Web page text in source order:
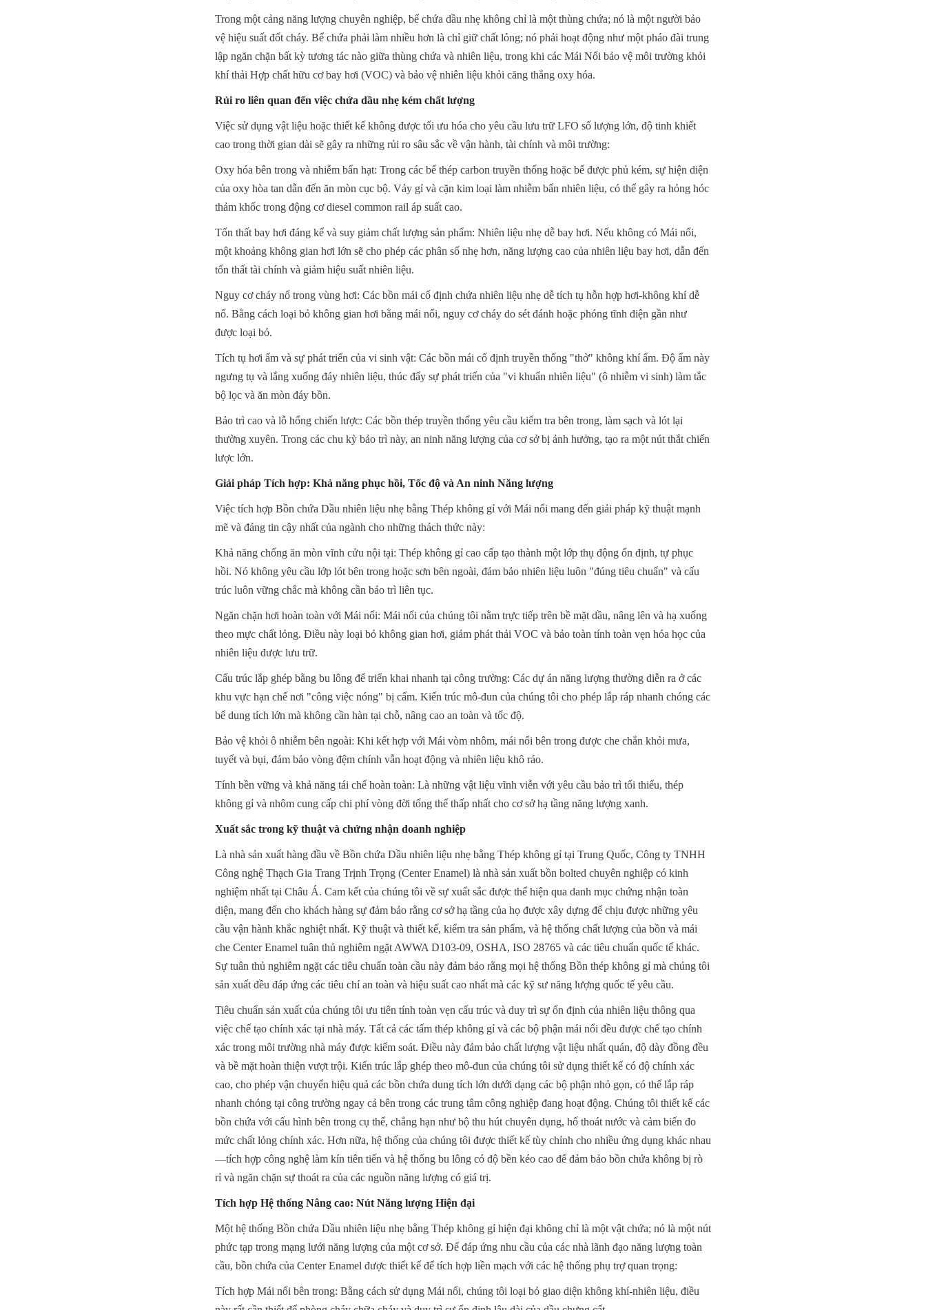
Trong một cảng năng lượng chuyên nghiệp, bể chứa dầu nhẹ không chỉ là một thùng chứa; nó là một người bảo
vệ hiệu suất đốt cháy. Bể chứa phải làm nhiều hơn là chỉ giữ chất lỏng; nó phải hoạt động như một pháo đài trung
lập ngăn chặn bất kỳ tương tác nào giữa thùng chứa và nhiên liệu, trong khi các Mái Nổi bảo vệ môi trường khỏi
khí thải Hợp chất hữu cơ bay hơi (VOC) và bảo vệ nhiên liệu khỏi căng thẳng oxy hóa.
Rủi ro liên quan đến việc chứa dầu nhẹ kém chất lượng
Việc sử dụng vật liệu hoặc thiết kế không được tối ưu hóa cho yêu cầu lưu trữ LFO số lượng lớn, độ tinh khiết
cao trong thời gian dài sẽ gây ra những rủi ro sâu sắc về vận hành, tài chính và môi trường:
Oxy hóa bên trong và nhiễm bẩn hạt: Trong các bể thép carbon truyền thống hoặc bể được phủ kém, sự hiện diện
của oxy hòa tan dẫn đến ăn mòn cục bộ. Vảy gỉ và cặn kim loại làm nhiễm bẩn nhiên liệu, có thể gây ra hỏng hóc
thảm khốc trong động cơ diesel common rail áp suất cao.
Tổn thất bay hơi đáng kể và suy giảm chất lượng sản phẩm: Nhiên liệu nhẹ dễ bay hơi. Nếu không có Mái nổi,
một khoảng không gian hơi lớn sẽ cho phép các phân số nhẹ hơn, năng lượng cao của nhiên liệu bay hơi, dẫn đến
tổn thất tài chính và giảm hiệu suất nhiên liệu.
Nguy cơ cháy nổ trong vùng hơi: Các bồn mái cố định chứa nhiên liệu nhẹ dễ tích tụ hỗn hợp hơi-không khí dễ
nổ. Bằng cách loại bỏ không gian hơi bằng mái nổi, nguy cơ cháy do sét đánh hoặc phóng tĩnh điện gần như
được loại bỏ.
Tích tụ hơi ẩm và sự phát triển của vi sinh vật: Các bồn mái cố định truyền thống "thở" không khí ẩm. Độ ẩm này
ngưng tụ và lắng xuống đáy nhiên liệu, thúc đẩy sự phát triển của "vi khuẩn nhiên liệu" (ô nhiễm vi sinh) làm tắc
bộ lọc và ăn mòn đáy bồn.
Bảo trì cao và lỗ hổng chiến lược: Các bồn thép truyền thống yêu cầu kiểm tra bên trong, làm sạch và lót lại
thường xuyên. Trong các chu kỳ bảo trì này, an ninh năng lượng của cơ sở bị ảnh hưởng, tạo ra một nút thắt chiến
lược lớn.
Giải pháp Tích hợp: Khả năng phục hồi, Tốc độ và An ninh Năng lượng
Việc tích hợp Bồn chứa Dầu nhiên liệu nhẹ bằng Thép không gỉ với Mái nổi mang đến giải pháp kỹ thuật mạnh
mẽ và đáng tin cậy nhất của ngành cho những thách thức này:
Khả năng chống ăn mòn vĩnh cửu nội tại: Thép không gỉ cao cấp tạo thành một lớp thụ động ổn định, tự phục
hồi. Nó không yêu cầu lớp lót bên trong hoặc sơn bên ngoài, đảm bảo nhiên liệu luôn "đúng tiêu chuẩn" và cấu
trúc luôn vững chắc mà không cần bảo trì liên tục.
Ngăn chặn hơi hoàn toàn với Mái nổi: Mái nổi của chúng tôi nằm trực tiếp trên bề mặt dầu, nâng lên và hạ xuống
theo mực chất lỏng. Điều này loại bỏ không gian hơi, giảm phát thải VOC và bảo toàn tính toàn vẹn hóa học của
nhiên liệu được lưu trữ.
Cấu trúc lắp ghép bằng bu lông để triển khai nhanh tại công trường: Các dự án năng lượng thường diễn ra ở các
khu vực hạn chế nơi "công việc nóng" bị cấm. Kiến trúc mô-đun của chúng tôi cho phép lắp ráp nhanh chóng các
bể dung tích lớn mà không cần hàn tại chỗ, nâng cao an toàn và tốc độ.
Bảo vệ khỏi ô nhiễm bên ngoài: Khi kết hợp với Mái vòm nhôm, mái nổi bên trong được che chắn khỏi mưa,
tuyết và bụi, đảm bảo vòng đệm chính vẫn hoạt động và nhiên liệu khô ráo.
Tính bền vững và khả năng tái chế hoàn toàn: Là những vật liệu vĩnh viễn với yêu cầu bảo trì tối thiểu, thép
không gỉ và nhôm cung cấp chi phí vòng đời tổng thể thấp nhất cho cơ sở hạ tầng năng lượng xanh.
Xuất sắc trong kỹ thuật và chứng nhận doanh nghiệp
Là nhà sản xuất hàng đầu về Bồn chứa Dầu nhiên liệu nhẹ bằng Thép không gỉ tại Trung Quốc, Công ty TNHH
Công nghệ Thạch Gia Trang Trịnh Trọng (Center Enamel) là nhà sản xuất bồn bolted chuyên nghiệp có kinh
nghiệm nhất tại Châu Á. Cam kết của chúng tôi về sự xuất sắc được thể hiện qua danh mục chứng nhận toàn
diện, mang đến cho khách hàng sự đảm bảo rằng cơ sở hạ tầng của họ được xây dựng để chịu được những yêu
cầu vận hành khắc nghiệt nhất. Kỹ thuật và thiết kế, kiểm tra sản phẩm, và hệ thống chất lượng của bồn và mái
che Center Enamel tuân thủ nghiêm ngặt AWWA D103-09, OSHA, ISO 28765 và các tiêu chuẩn quốc tế khác.
Sự tuân thủ nghiêm ngặt các tiêu chuẩn toàn cầu này đảm bảo rằng mọi hệ thống Bồn thép không gỉ mà chúng tôi
sản xuất đều đáp ứng các tiêu chí an toàn và hiệu suất cao nhất mà các kỹ sư năng lượng quốc tế yêu cầu.
Tiêu chuẩn sản xuất của chúng tôi ưu tiên tính toàn vẹn cấu trúc và duy trì sự ổn định của nhiên liệu thông qua
việc chế tạo chính xác tại nhà máy. Tất cả các tấm thép không gỉ và các bộ phận mái nổi đều được chế tạo chính
xác trong môi trường nhà máy được kiểm soát. Điều này đảm bảo chất lượng vật liệu nhất quán, độ dày đồng đều
và bề mặt hoàn thiện vượt trội. Kiến trúc lắp ghép theo mô-đun của chúng tôi sử dụng thiết kế có độ chính xác
cao, cho phép vận chuyển hiệu quả các bồn chứa dung tích lớn dưới dạng các bộ phận nhỏ gọn, có thể lắp ráp
nhanh chóng tại công trường ngay cả bên trong các trung tâm công nghiệp đang hoạt động. Chúng tôi thiết kế các
bồn chứa với cấu hình bên trong cụ thể, chẳng hạn như bộ thu hút chuyên dụng, hố thoát nước và cảm biến đo
mức chất lỏng chính xác. Hơn nữa, hệ thống của chúng tôi được thiết kế tùy chỉnh cho nhiều ứng dụng khác nhau
—tích hợp công nghệ làm kín tiên tiến và hệ thống bu lông có độ bền kéo cao để đảm bảo bồn chứa không bị rò
rỉ và ngăn chặn sự thoát ra của các nguồn năng lượng có giá trị.
Tích hợp Hệ thống Nâng cao: Nút Năng lượng Hiện đại
Một hệ thống Bồn chứa Dầu nhiên liệu nhẹ bằng Thép không gỉ hiện đại không chỉ là một vật chứa; nó là một nút
phức tạp trong mạng lưới năng lượng của một cơ sở. Để đáp ứng nhu cầu của các nhà lãnh đạo năng lượng toàn
cầu, bồn chứa của Center Enamel được thiết kế để tích hợp liền mạch với các hệ thống phụ trợ quan trọng:
Tích hợp Mái nổi bên trong: Bằng cách sử dụng Mái nổi, chúng tôi loại bỏ giao diện không khí-nhiên liệu, điều